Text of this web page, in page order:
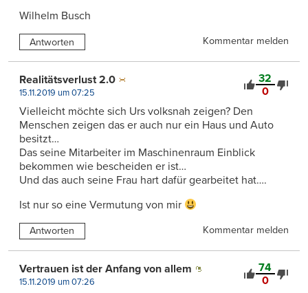
Wilhelm Busch
Antworten Kommentar melden
32
0
Realitätsverlust 2.0
15.11.2019 um 07:25
Vielleicht möchte sich Urs volksnah zeigen? Den
Menschen zeigen das er auch nur ein Haus und Auto
besitzt…
Das seine Mitarbeiter im Maschinenraum Einblick
bekommen wie bescheiden er ist…
Und das auch seine Frau hart dafür gearbeitet hat….
Ist nur so eine Vermutung von mir
Antworten Kommentar melden
74
0
Vertrauen ist der Anfang von allem
15.11.2019 um 07:26